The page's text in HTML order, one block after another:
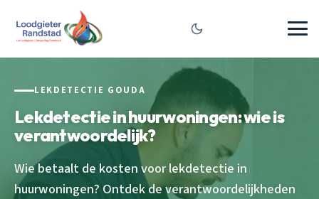
LEKDETECTIE GOUDA
Lekdetectie in huurwoningen: wie is
verantwoordelijk?
Wie betaalt de kosten voor lekdetectie in
huurwoningen? Ontdek de verantwoordelijkheden